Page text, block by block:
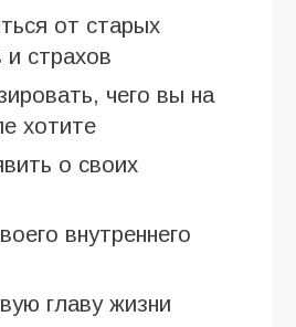
от старых
и страхов
чего вы на
хотите
о своих
внутреннего
главу жизни